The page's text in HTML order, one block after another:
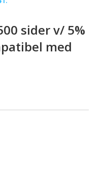
sider v/ 5%
med